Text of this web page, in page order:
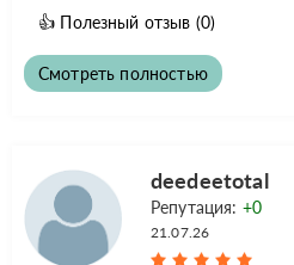
👍 Полезный отзыв (0)
Смотреть полностью
deedeetotal
Репутация: +0
21.07.26